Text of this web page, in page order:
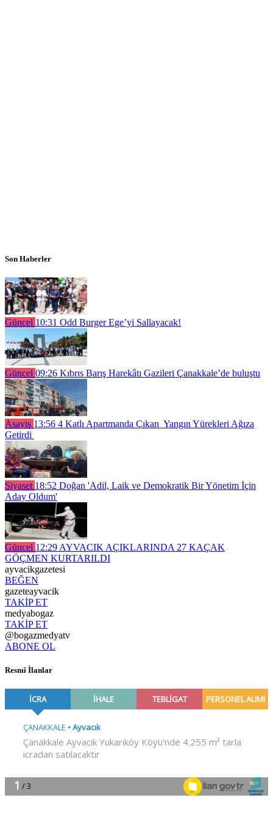
Son Haberler
Güncel 10:31 Odd Burger Ege’yi Sallayacak!
Güncel 09:26 Kıbrıs Barış Harekâtı Gazileri Çanakkale’de buluştu
Asayiş 13:56 4 Katlı Apartmanda Çıkan Yangın Yürekleri Ağıza
Getirdi
Siyaset 18:52 Doğan 'Adil, Laik ve Demokratik Bir Yönetim İçin
Aday Oldum'
Güncel 12:29 AYVACIK AÇIKLARINDA 27 KAÇAK
GÖÇMEN KURTARILDI
ayvacikgazetesi
BEĞEN
gazeteayvacik
TAKİP ET
medyabogaz
TAKİP ET
@bogazmedyatv
ABONE OL
Resmî İlanlar